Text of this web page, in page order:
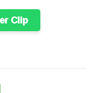
Clip